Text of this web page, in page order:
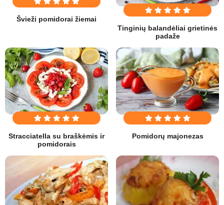
Švieži pomidorai žiemai
Tinginių balandėliai grietinės
padaže
Stracciatella su braškėmis ir
pomidorais
Pomidorų majonezas